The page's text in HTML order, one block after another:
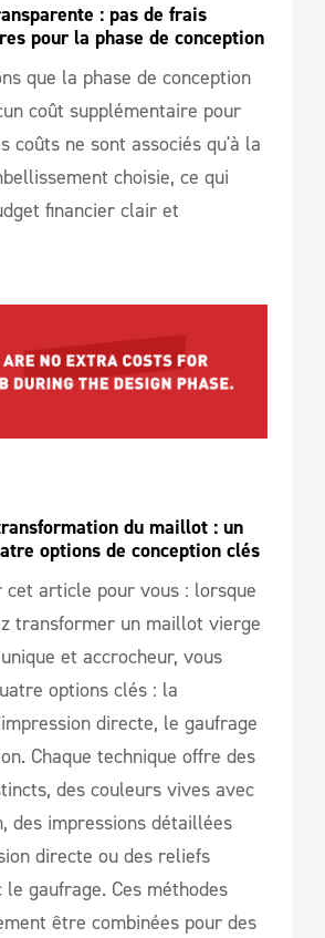
: pas de frais
pour la phase de conception
que la phase de conception
coût supplémentaire pour
coûts ne sont associés qu'à la
choisie, ce qui
financier clair et
du maillot : un
options de conception clés
cet article pour vous : lorsque
transformer un maillot vierge
et accrocheur, vous
options clés : la
directe, le gaufrage
Chaque technique offre des
des couleurs vives avec
des impressions détaillées
directe ou des reliefs
gaufrage. Ces méthodes
être combinées pour des